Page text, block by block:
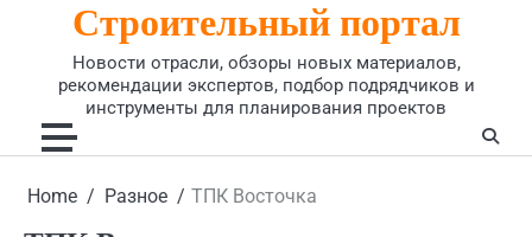
Строительный портал
Новости отрасли, обзоры новых материалов,
рекомендации экспертов, подбор подрядчиков и
инструменты для планирования проектов
Home Разное ТПК Восточка